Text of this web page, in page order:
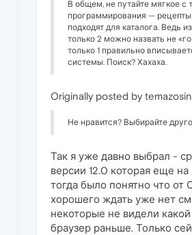
В общем, не путайте мягкое с
программирования —
подходят для каталога. Ведь
только 2 можно назвать не
только 1 правильно
системы. Поиск? Хахаха.
Originally posted by
Не нравится? Выбирайте
Так я уже давно выбрал -
версии 12.0 которая еще
тогда было понятно что от
хорошего ждать уже нет
некоторые не видели
браузер раньше. Только